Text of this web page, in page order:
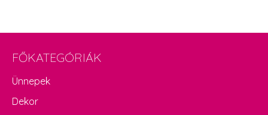
FŐKATEGÓRIÁK
Ünnepek
Dekor